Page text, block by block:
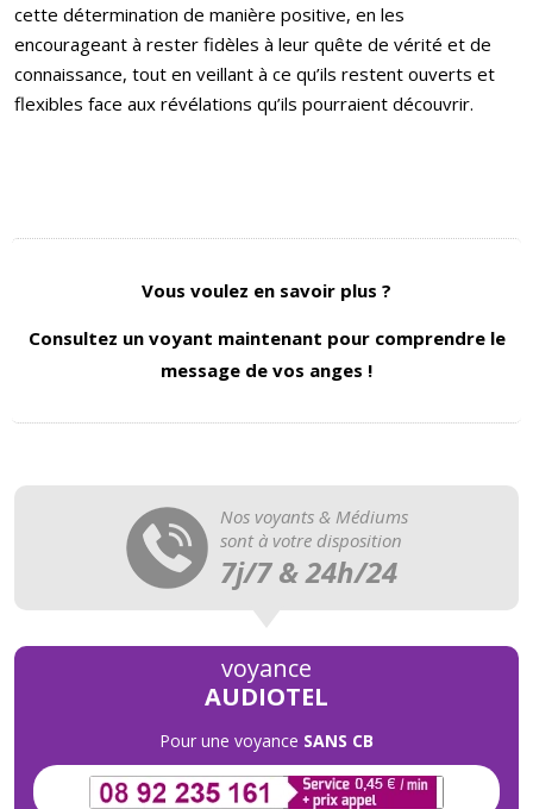
cette détermination de manière positive, en les
encourageant à rester fidèles à leur quête de vérité et de
connaissance, tout en veillant à ce qu’ils restent ouverts et
flexibles face aux révélations qu’ils pourraient découvrir.
Vous voulez en savoir plus ?
Consultez un voyant maintenant pour comprendre le
message de vos anges !
Nos voyants & Médiums
sont à votre disposition
7j/7 & 24h/24
voyance
AUDIOTEL
Pour une voyance SANS CB